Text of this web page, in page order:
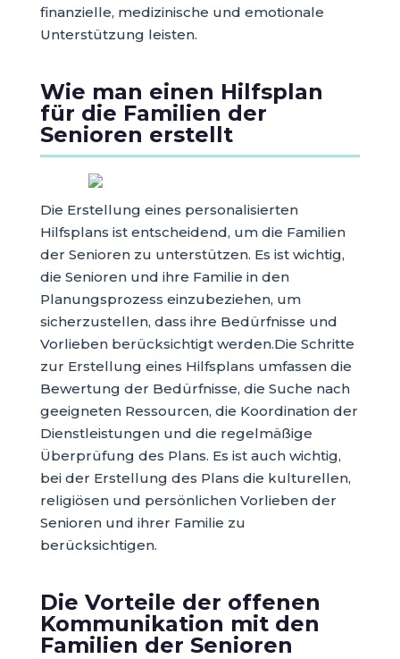
finanzielle, medizinische und emotionale
Unterstützung leisten.
Wie man einen Hilfsplan
für die Familien der
Senioren erstellt
Die Erstellung eines personalisierten
Hilfsplans ist entscheidend, um die Familien
der Senioren zu unterstützen. Es ist wichtig,
die Senioren und ihre Familie in den
Planungsprozess einzubeziehen, um
sicherzustellen, dass ihre Bedürfnisse und
Vorlieben berücksichtigt werden.Die Schritte
zur Erstellung eines Hilfsplans umfassen die
Bewertung der Bedürfnisse, die Suche nach
geeigneten Ressourcen, die Koordination der
Dienstleistungen und die regelmäßige
Überprüfung des Plans. Es ist auch wichtig,
bei der Erstellung des Plans die kulturellen,
religiösen und persönlichen Vorlieben der
Senioren und ihrer Familie zu
berücksichtigen.
Die Vorteile der offenen
Kommunikation mit den
Familien der Senioren